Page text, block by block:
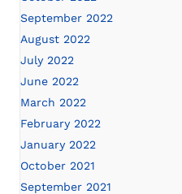
September 2022
August 2022
July 2022
June 2022
March 2022
February 2022
January 2022
October 2021
September 2021